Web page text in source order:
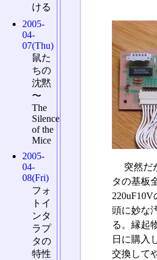
突然だ
タの基板
頭に妙な
る。縁起
日に購入
交換して
ける
2005-
04-
07(Thu)
鼠た
ちの
沈黙
〜
The
Silence
of the
Mice
2005-
04-
08(Fri)
フォ
トイ
ンタ
ラプ
タの
特性